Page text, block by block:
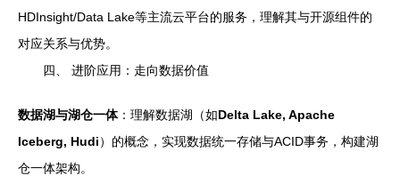
HDInsight/Data Lake等主流云平台的服务，理解其与开源组件的
对应关系与优势。
四、 进阶应用：走向数据价值
数据湖与湖仓一体：理解数据湖（如Delta Lake, Apache
Iceberg, Hudi）的概念，实现数据统一存储与ACID事务，构建湖
仓一体架构。